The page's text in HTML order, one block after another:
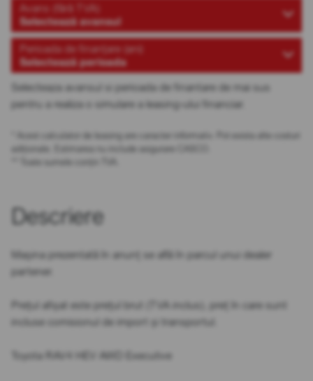
Avans (fără TVA)
Selectează avansul
Perioada de finanțare (ani)
Selectează perioada
Selecteaza avansul si perioada de finantare de mai sus
pentru a realiza o simulare a leasing-ului financiar.
* Acest calculator de leasing are caracter informativ. Pot exista alte costuri
adiționale. Estimarea nu include asigurare CASCO.
** Toate sumele conțin TVA.
Descriere
Mașina prezentată în anunț se află în parcul unui dealer
partener.
Prețul afișat este prețul brut (TVA inclus), preț în care sunt
incluse comisionul de import și transportul.
Toyota RAV4 HEV AWD Executive